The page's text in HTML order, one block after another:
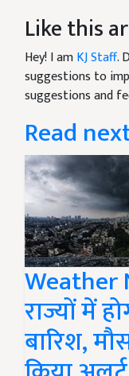
Like this
Hey! I amKJ Staff.
suggestions to
suggestions and
Read
राज्यों में
बारिश,